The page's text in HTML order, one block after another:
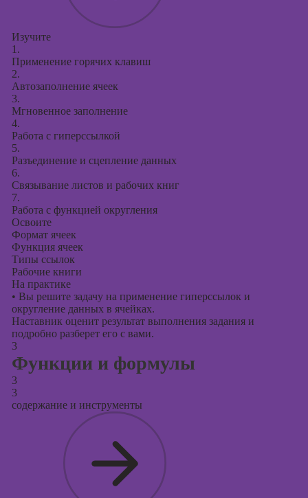
Изучите
1.
Применение горячих клавиш
2.
Автозаполнение ячеек
3.
Мгновенное заполнение
4.
Работа с гиперссылкой
5.
Разъединение и сцепление данных
6.
Связывание листов и рабочих книг
7.
Работа с функцией округления
Освоите
Формат ячеек
Функция ячеек
Типы ссылок
Рабочие книги
На практике
• Вы решите задачу на применение гиперссылок и
округление данных в ячейках.
Наставник оценит результат выполнения задания и
подробно разберет его с вами.
3
Функции и формулы
3
3
содержание и инструменты